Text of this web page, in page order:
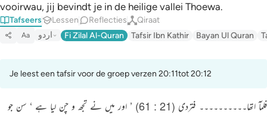
vooirwau, jij bevindt je in de heilige vallei Thoewa.
Tafseers Lessen Reflecties Qiraat
Aa اردو Fi Zilal Al-Quran Tafsir Ibn Kathir Bayan Ul Quran
Je leest een tafsir voor de groep verzen 20:11tot 20:12
فلمآ اتھا۔۔۔۔۔۔۔۔۔۔ فتردی (21 : 61) ’ اور میں نے تجھ و چن لیا ہے ‘ سن جو